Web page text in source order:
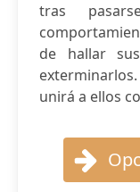
tras
de hallar
unirá a ellos